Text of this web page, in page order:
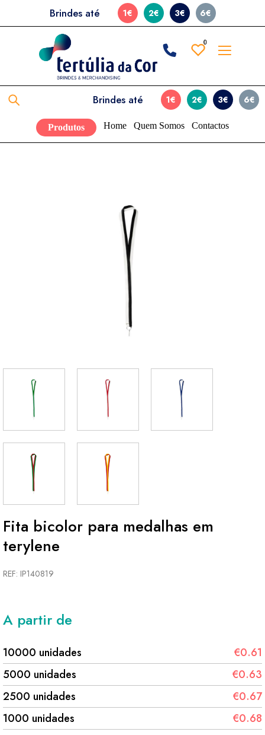
Brindes até 1€ 2€ 3€ 6€
0
0
Brindes até 1€ 2€ 3€ 6€
Produtos Home Quem Somos Contactos
Fita bicolor para medalhas em
terylene
REF: IP140819
A partir de
10000 unidades
€0.61
5000 unidades
€0.63
2500 unidades
€0.67
1000 unidades
€0.68